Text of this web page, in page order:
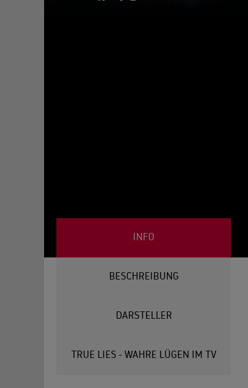
INFO
BESCHREIBUNG
DARSTELLER
TRUE LIES - WAHRE LÜGEN IM TV